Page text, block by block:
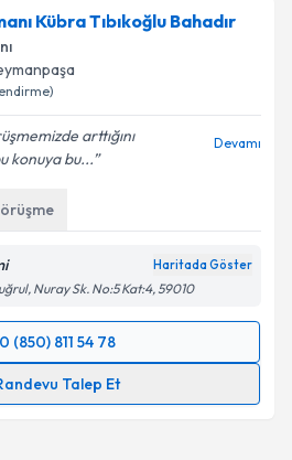
Kübra Tıbıkoğlu Bahadır
arttığını
konuya bu...
Devamı
Haritada Göster
Nuray Sk. No:5 Kat:4, 59010
0 (850) 811 54 78
Talep Et
Talebi